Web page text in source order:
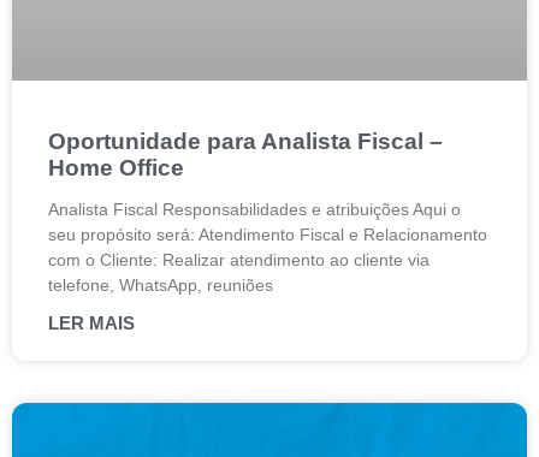
Oportunidade para Analista Fiscal –
Home Office
Analista Fiscal Responsabilidades e atribuições Aqui o
seu propósito será: Atendimento Fiscal e Relacionamento
com o Cliente: Realizar atendimento ao cliente via
telefone, WhatsApp, reuniões
LER MAIS